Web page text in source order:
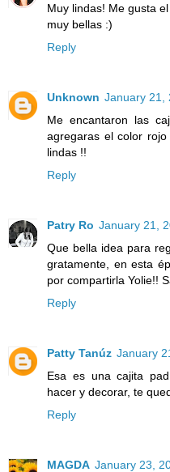
Muy lindas! Me gusta
muy bellas :)
Reply
Unknown January 21,
Me encantaron las
agregaras el color
lindas !!
Reply
Patry Ro January 21,
Que bella idea para
gratamente, en esta
por compartirla Yolie!!
Reply
Patty Tanúz January
Esa es una cajita
hacer y decorar, te
Reply
MAGDA January 23,